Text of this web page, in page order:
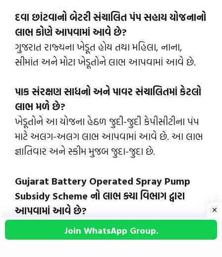
દવા છાંટવાનો બેટરી સંચાલિત પંપ સહાય યોજનાનો
લાભ કોણે આપવામાં આવે છે?
ગુજરાત રાજ્યના ખેડૂત હોય તથા મહિલા, નાના,
સીમાંત અને મોટા ખેડૂતોને લાભ આપવામાં આવે છે.
પાક સંરક્ષણ સાધનો અને પાવર સંચાલિતમાં કેટલો
લાભ મળે છે?
ખેડૂતોને આ યોજના હેઠળ જુદી-જુદી કેપીસીટીના પંપ
માટે અલગ-અલગ લાભ આપવામાં આવે છે. આ લાભ
જ્ઞાતિવાર અને સ્કીમ મુજબ જુદા-જુદા છે.
Gujarat Battery Operated Spray Pump
Subsidy Scheme નો લાભ ક્યા વિભાગ દ્વારા
આપવામાં આવે છે?
ખેડૂતોને આ યોજનાનો લાભ ગુજરાતના ખેતીવાડી
વિભાગ દ્વારા આપવામાં આવે છે.
Join WhatsApp Group.